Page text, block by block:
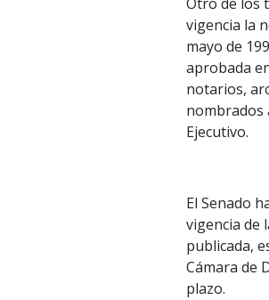
Otro de los
vigencia la
mayo de
aprobada
notarios,
nombrados
Ejecutivo.
El Senado
vigencia de
publicada,
Cámara de
plazo.